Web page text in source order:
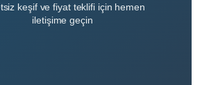
keşif ve fiyat teklifi için hemen
iletişime geçin